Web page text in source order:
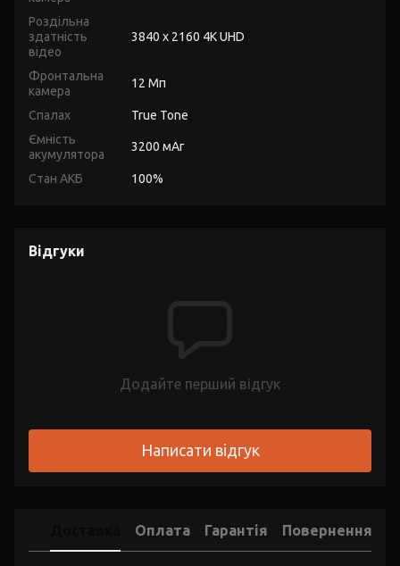
Роздільна
здатність
відео
3840 x 2160 4K UHD
Фронтальна
камера
12 Мп
Спалах
True Tone
Ємність
акумулятора
3200 мАг
Стан АКБ 100%
Відгуки
Додайте перший відгук
Написати відгук
Оплата Гарантія Повернення